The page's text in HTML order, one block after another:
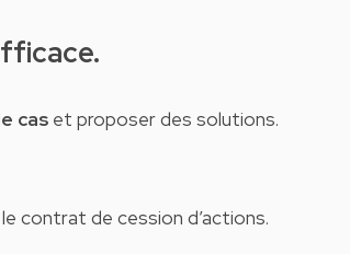
cas et proposer des solutions.
contrat de cession d’actions.